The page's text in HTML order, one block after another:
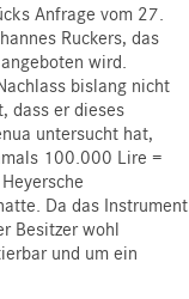
Anfrage vom 27.
Ruckers, das
wird.
bislang nicht
dass er dieses
untersucht hat,
100.000 Lire =
Da das Instrument
Besitzer wohl
und um ein